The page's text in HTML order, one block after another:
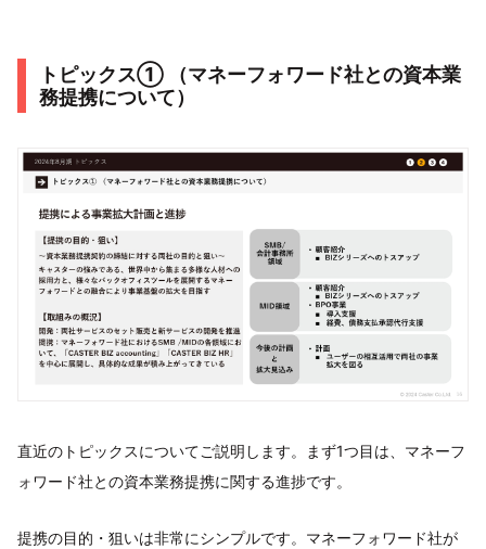
トピックス① （マネーフォワード社との資本業
務提携について）
直近のトピックスについてご説明します。まず1つ目は、マネーフ
ォワード社との資本業務提携に関する進捗です。
提携の目的・狙いは非常にシンプルです。マネーフォワード社が